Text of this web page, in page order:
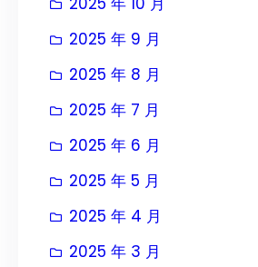
2025 年 9 月
2025 年 8 月
2025 年 7 月
2025 年 6 月
2025 年 5 月
2025 年 4 月
2025 年 3 月